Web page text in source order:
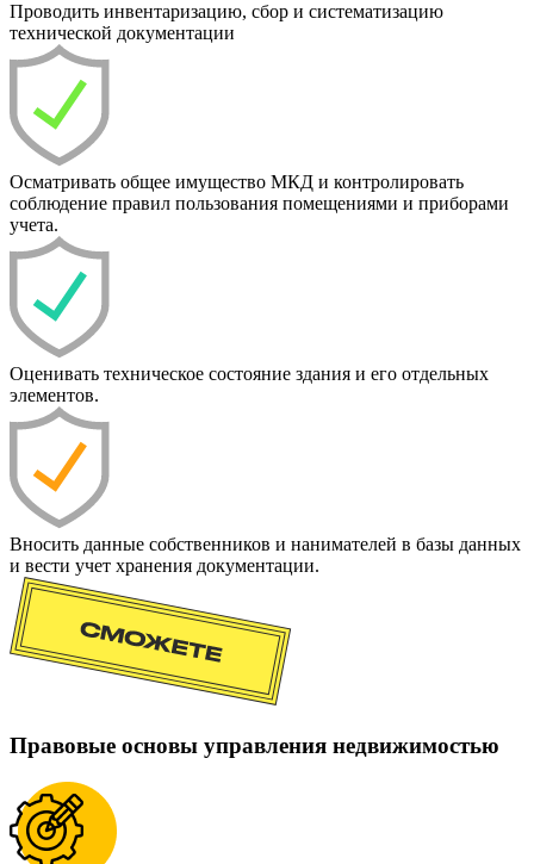
Проводить инвентаризацию, сбор и систематизацию
технической документации
Осматривать общее имущество МКД и контролировать
соблюдение правил пользования помещениями и приборами
учета.
Оценивать техническое состояние здания и его отдельных
элементов.
Вносить данные собственников и нанимателей в базы данных
и вести учет хранения документации.
Правовые основы управления недвижимостью